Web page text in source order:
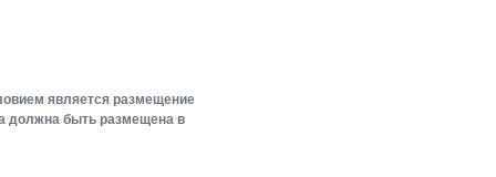
является размещение
должна быть размещена в